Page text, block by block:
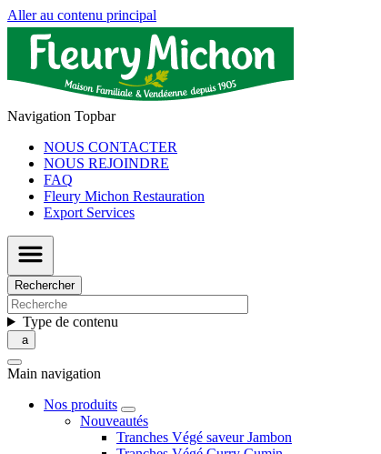
Aller au contenu principal
Navigation Topbar
NOUS CONTACTER
NOUS REJOINDRE
FAQ
Fleury Michon Restauration
Export Services
Rechercher
Type de contenu
Main navigation
Nos produits
Nouveautés
Tranches Végé saveur Jambon